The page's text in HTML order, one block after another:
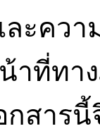
ะคว
าที่ทา
กสาร